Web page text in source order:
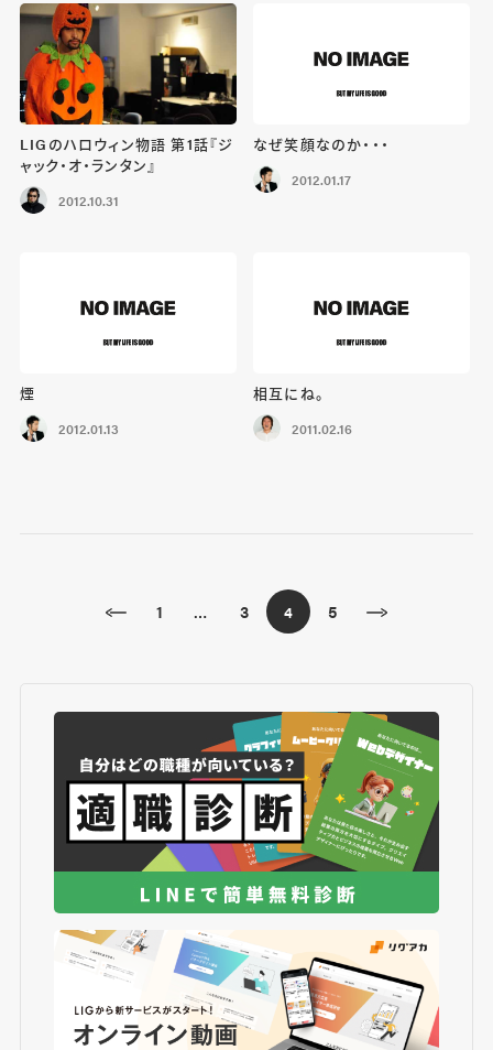
LIGのハロウィン物語 第1話『ジ
ャック・オ・ランタン』
2012.10.31
なぜ笑顔なのか・・・
2012.01.17
煙
2012.01.13
相互にね。
2011.02.16
1 … 3 4 5